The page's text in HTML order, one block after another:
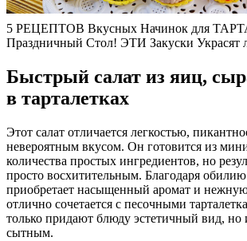
5 РЕЦЕПТОВ Вкусных Начинок для
Праздничный Стол! ЭТИ Закуски Украсят
Быстрый салат из яиц,
в тарталетках
Этот салат отличается легкостью,
невероятным вкусом. Он готовится из
количества простых ингредиентов, но
просто восхитительным. Благодаря обилию
приобретает насыщенный аромат и
отлично сочетается с песочными
только придают блюду эстетичный вид, но
сытным.